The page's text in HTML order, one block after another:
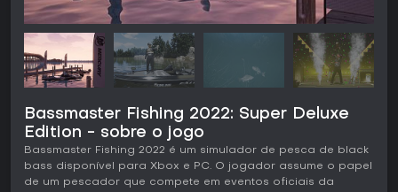
Bassmaster Fishing 2022: Super Deluxe
Edition - sobre o jogo
Bassmaster Fishing 2022 é um simulador de pesca de black
bass disponível para Xbox e PC. O jogador assume o papel
de um pescador que compete em eventos oficiais da